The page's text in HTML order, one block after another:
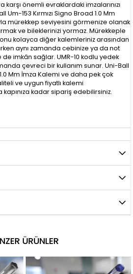
karşı önemli evraklardaki imzalarınızı
153 Kırmızı Signo Broad 1.0 Mm
mürekkep seviyesini görmenize olanak
ve bileklerinizi yormaz. Mürekkeple
onu kolayca diğer kalemleriniz arasından
aynı zamanda cebinize ya da not
imkân sağlar. UMR-10 kodlu yedek
çevreci bir kullanım sunar. Uni-Ball
Mm İmza Kalemi ve daha pek çok
ve uygun fiyatlı kalemi
kapınıza kadar sipariş edebilirsiniz.
ÜRÜNLER